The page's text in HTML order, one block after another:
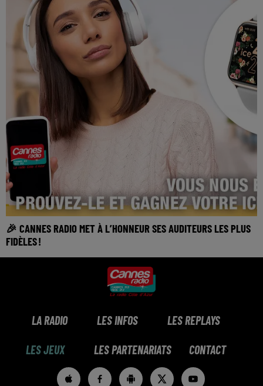
🎉 CANNES RADIO MET À L’HONNEUR SES AUDITEURS LES PLUS
FIDÈLES !
LA RADIO LES INFOS LES REPLAYS
LES JEUX LES PARTENARIATS CONTACT